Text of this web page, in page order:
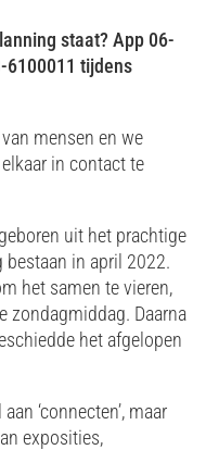
staat? App 06-
6100011 tijdens
mensen en we
in contact te
uit het prachtige
in april 2022.
het samen te vieren,
zondagmiddag. Daarna
het afgelopen
‘connecten’, maar
exposities,